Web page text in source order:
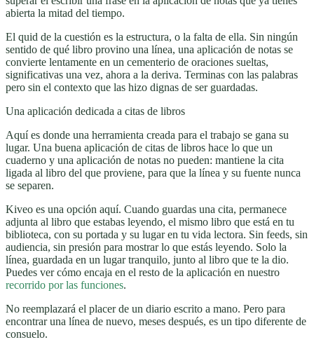
abierta la mitad del tiempo.
El quid de la cuestión es la estructura, o la falta de ella. Sin ningún
sentido de qué libro provino una línea, una aplicación de notas se
convierte lentamente en un cementerio de oraciones sueltas,
significativas una vez, ahora a la deriva. Terminas con las palabras
pero sin el contexto que las hizo dignas de ser guardadas.
Una aplicación dedicada a citas de libros
Aquí es donde una herramienta creada para el trabajo se gana su
lugar. Una buena aplicación de citas de libros hace lo que un
cuaderno y una aplicación de notas no pueden: mantiene la cita
ligada al libro del que proviene, para que la línea y su fuente nunca
se separen.
Kiveo es una opción aquí. Cuando guardas una cita, permanece
adjunta al libro que estabas leyendo, el mismo libro que está en tu
biblioteca, con su portada y su lugar en tu vida lectora. Sin feeds, sin
audiencia, sin presión para mostrar lo que estás leyendo. Solo la
línea, guardada en un lugar tranquilo, junto al libro que te la dio.
Puedes ver cómo encaja en el resto de la aplicación en nuestro
recorrido por las funciones.
No reemplazará el placer de un diario escrito a mano. Pero para
encontrar una línea de nuevo, meses después, es un tipo diferente de
consuelo.